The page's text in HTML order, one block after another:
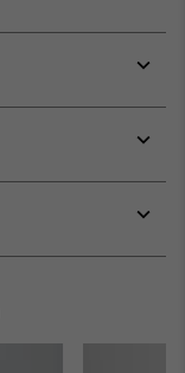
or
or
or